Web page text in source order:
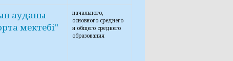
ауданы
мектебі"
начального,
основного среднего
и общего среднего
образования